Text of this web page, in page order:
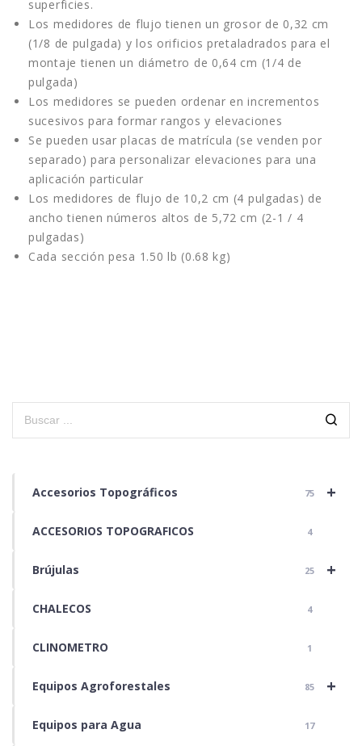
superficies.
Los medidores de flujo tienen un grosor de 0,32 cm
(1/8 de pulgada) y los orificios pretaladrados para el
montaje tienen un diámetro de 0,64 cm (1/4 de
pulgada)
Los medidores se pueden ordenar en incrementos
sucesivos para formar rangos y elevaciones
Se pueden usar placas de matrícula (se venden por
separado) para personalizar elevaciones para una
aplicación particular
Los medidores de flujo de 10,2 cm (4 pulgadas) de
ancho tienen números altos de 5,72 cm (2-1 / 4
pulgadas)
Cada sección pesa 1.50 lb (0.68 kg)
+
Accesorios Topográficos 75
ACCESORIOS TOPOGRAFICOS 4
+
Brújulas 25
CHALECOS 4
CLINOMETRO 1
+
Equipos Agroforestales 85
Equipos para Agua 17